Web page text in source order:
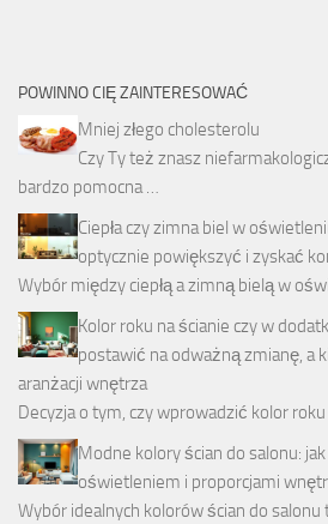
POWINNO CIĘ ZAINTERESOWAĆ
Mniej złego cholesterolu
Czy Ty też znasz
bardzo pomocna …
Ciepła czy zimna biel w
optycznie powiększyć i zyskać
Wybór między ciepłą a zimną bielą w
Kolor roku na ścianie czy w
postawić na odważną zmianę, a
aranżacji wnętrza
Decyzja o tym, czy wprowadzić kolor
Modne kolory ścian do salonu:
oświetleniem i proporcjami
Wybór idealnych kolorów ścian do